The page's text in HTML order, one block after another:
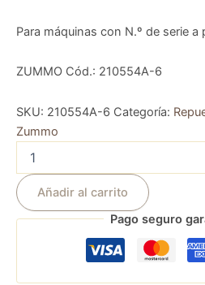
Para máquinas con N.º de serie
ZUMMO Cód.: 210554A-6
SKU: 210554A-6 Categoría:
Zummo
Añadir al carrito
Pago seguro